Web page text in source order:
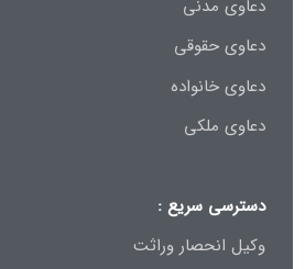
دعاوی مدنی
دعاوی حقوقی
دعاوی خانواده
دعاوی ملکی
دسترسی سریع :
وکیل انحصار وراثت